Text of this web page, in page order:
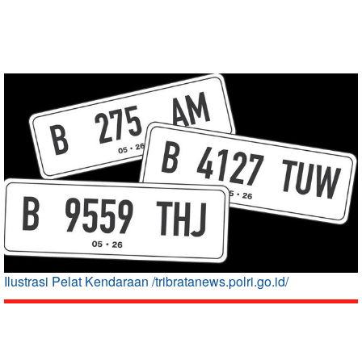
Ilustrasi Pelat Kendaraan /tribratanews.polri.go.id/